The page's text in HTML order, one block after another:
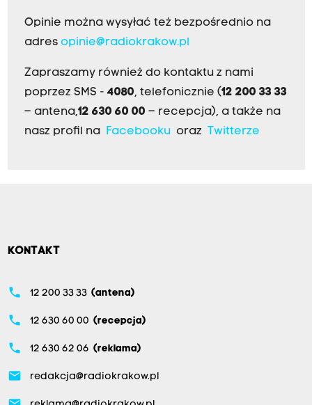
Opinie można wysyłać też bezpośrednio na
adres opinie@radiokrakow.pl
Zapraszamy również do kontaktu z nami
poprzez SMS - 4080, telefonicznie (12 200 33 33
– antena,12 630 60 00 – recepcja), a także na
nasz profil na Facebookuoraz Twitterze
KONTAKT
phone 12 200 33 33 (antena)
phone 12 630 60 00 (recepcja)
phone 12 630 62 06 (reklama)
email redakcja@radiokrakow.pl